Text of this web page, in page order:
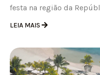
festa na região da
LEIA MAIS